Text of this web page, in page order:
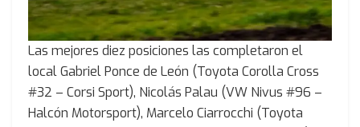
Las mejores diez posiciones las completaron el
local Gabriel Ponce de León (Toyota Corolla Cross
#32 – Corsi Sport), Nicolás Palau (VW Nivus #96 –
Halcón Motorsport), Marcelo Ciarrocchi (Toyota